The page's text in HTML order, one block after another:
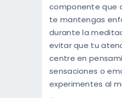
componente que
te mantengas
durante la
evitar que tu
centre en
sensaciones o
experimentes al